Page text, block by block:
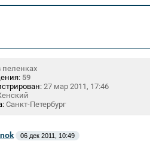
пеленках
59
27 мар 2011, 17:46
Санкт-Петербург
06 дек 2011, 10:49